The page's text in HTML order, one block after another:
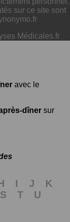
sur ce site sont
Médicales.fr
avec le
dîner sur
I J
K
S T
U